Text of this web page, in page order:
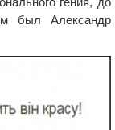
был Александр